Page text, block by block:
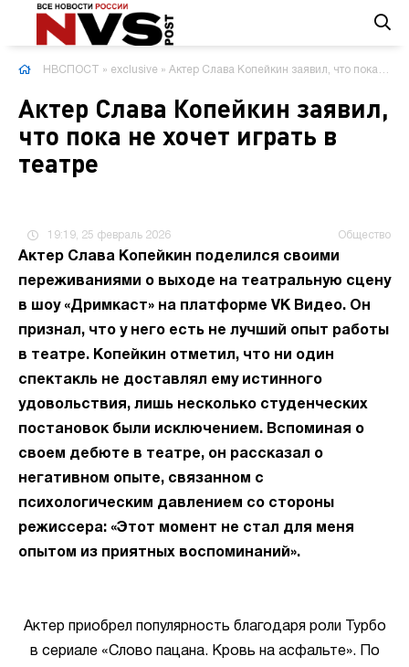
НВСПОСТ » exclusive » Актер Слава Копейкин заявил, что пока не хочет играть в театре
Актер Слава Копейкин заявил,
что пока не хочет играть в
театре
19:19, 25 февраль 2026 Общество
Актер Слава Копейкин поделился своими
переживаниями о выходе на театральную сцену
в шоу «Дримкаст» на платформе VK Видео. Он
признал, что у него есть не лучший опыт работы
в театре. Копейкин отметил, что ни один
спектакль не доставлял ему истинного
удовольствия, лишь несколько студенческих
постановок были исключением. Вспоминая о
своем дебюте в театре, он рассказал о
негативном опыте, связанном с
психологическим давлением со стороны
режиссера: «Этот момент не стал для меня
опытом из приятных воспоминаний».
Актер приобрел популярность благодаря роли Турбо
в сериале «Слово пацана. Кровь на асфальте». По